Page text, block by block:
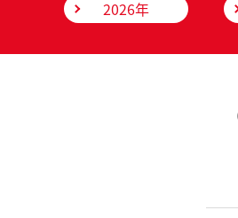
2026年